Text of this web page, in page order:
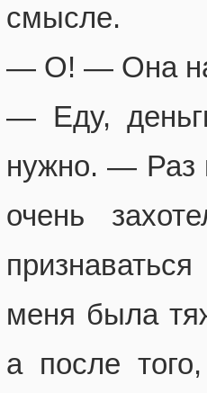
смысле.
— О! — Она
— Еду,
нужно. — Раз
очень
меня была
а после